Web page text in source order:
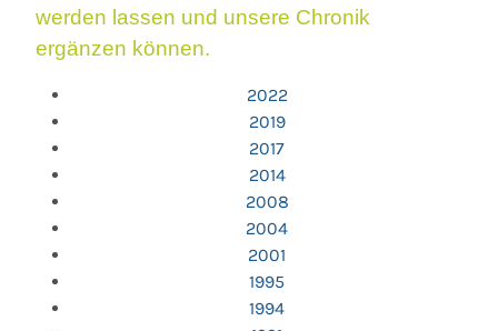
werden lassen und unsere Chronik
ergänzen können.
2022
2019
2017
2014
2008
2004
2001
1995
1994